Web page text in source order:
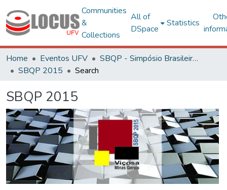
Communities
&
Collections
All of
DSpace
Statistics
Home Eventos UFV
SBQP - Simpósio Brasileiro de Qualidade do Projeto no Ambiente Construído
SBQP 2015
Search
SBQP 2015